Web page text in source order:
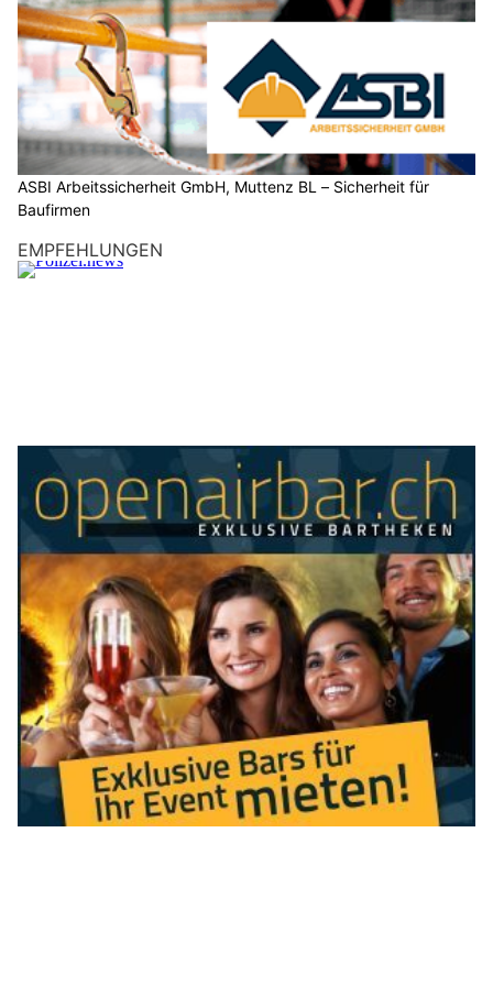
ASBI Arbeitssicherheit GmbH, Muttenz BL – Sicherheit für
Baufirmen
EMPFEHLUNGEN